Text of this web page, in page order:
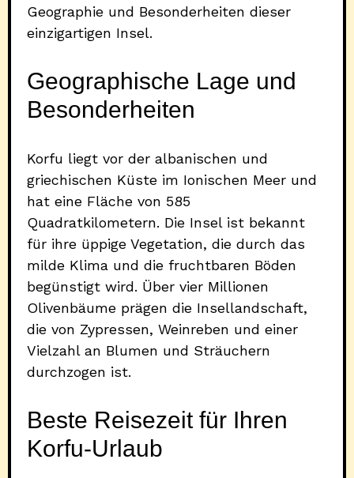
Geographie und Besonderheiten dieser
einzigartigen Insel.
Geographische Lage und
Besonderheiten
Korfu liegt vor der albanischen und
griechischen Küste im Ionischen Meer und
hat eine Fläche von 585
Quadratkilometern. Die Insel ist bekannt
für ihre üppige Vegetation, die durch das
milde Klima und die fruchtbaren Böden
begünstigt wird. Über vier Millionen
Olivenbäume prägen die Insellandschaft,
die von Zypressen, Weinreben und einer
Vielzahl an Blumen und Sträuchern
durchzogen ist.
Beste Reisezeit für Ihren
Korfu-Urlaub